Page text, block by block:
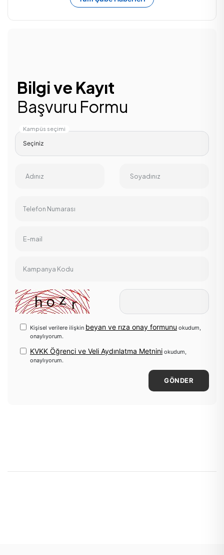
Bilgi ve Kayıt
Başvuru Formu
Kampüs seçimi
Adınız Soyadınız
Telefon Numarası
E-mail
Kampanya Kodu
Kişisel verilere ilişkin beyan ve rıza onay formunu okudum,
onaylıyorum.
KVKK Öğrenci ve Veli Aydınlatma Metnini okudum,
onaylıyorum.
GÖNDER